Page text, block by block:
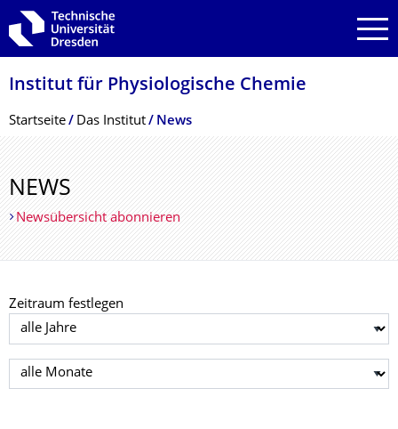
Zur Hauptnavigation springen
Zur Suche springen
Zum Inhalt springen
Institut für Physiologische Chemie
Breadcrumb-Menü
Startseite Das Institut News
NEWS
Newsübersicht abonnieren
Zeitraum festlegen
Jahr auswählen
Monat auswählen